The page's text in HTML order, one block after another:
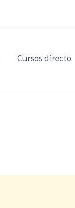
Cursos directo